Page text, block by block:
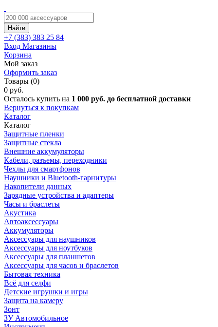
Найти
+7 (383) 383 25 84
Вход Магазины
Корзина
Мой заказ
Оформить заказ
Товары (0)
0 руб.
Осталось купить на 1 000 руб. до бесплатной доставки
Вернуться к покупкам
Каталог
Каталог
Защитные пленки
Защитные стекла
Внешние аккумуляторы
Кабели, разъемы, переходники
Чехлы для смартфонов
Наушники и Bluetooth-гарнитуры
Накопители данных
Зарядные устройства и адаптеры
Часы и браслеты
Акустика
Автоаксессуары
Аккумуляторы
Аксессуары для наушников
Аксессуары для ноутбуков
Аксессуары для планшетов
Аксессуары для часов и браслетов
Бытовая техника
Всё для селфи
Детские игрушки и игры
Защита на камеру
Зонт
ЗУ Автомобильное